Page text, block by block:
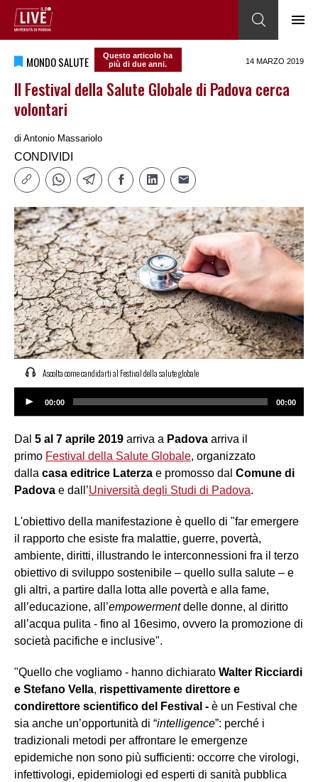
MONDO SALUTE
Questo articolo ha
più di due anni.
14 MARZO 2019
Il Festival della Salute Globale di Padova cerca
volontari
di Antonio Massariolo
CONDIVIDI
Ascolta come candidarti al Festival della salute globale
Player00:00 00:00
Dal 5 al 7 aprile 2019 arriva a Padova arriva il
primo Festival della Salute Globale, organizzato
dalla casa editrice Laterza e promosso dal Comune di
Padova e dall’Università degli Studi di Padova.
L'obiettivo della manifestazione è quello di "far emergere
il rapporto che esiste fra malattie, guerre, povertà,
ambiente, diritti, illustrando le interconnessioni fra il terzo
obiettivo di sviluppo sostenibile – quello sulla salute – e
gli altri, a partire dalla lotta alle povertà e alla fame,
all’educazione, all’empowermentdelle donne, al diritto
all’acqua pulita - fino al 16esimo, ovvero la promozione di
società pacifiche e inclusive".
"Quello che vogliamo - hanno dichiarato Walter Ricciardi
e Stefano Vella, rispettivamente direttore e
condirettore scientifico del Festival - è un Festival che
sia anche un’opportunità di “intelligence”: perché i
tradizionali metodi per affrontare le emergenze
epidemiche non sono più sufficienti: occorre che virologi,
infettivologi, epidemiologi ed esperti di sanità pubblica